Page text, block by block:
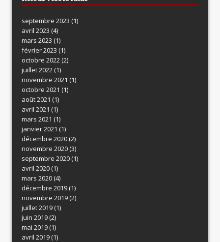
septembre 2023 (1)
avril 2023 (4)
mars 2023 (1)
février 2023 (1)
octobre 2022(2)
juillet 2022(1)
novembre 2021 (1)
octobre 2021 (1)
août 2021 (1)
avril 2021 (1)
mars 2021 (1)
janvier 2021 (1)
décembre 2020(2)
novembre 2020(3)
septembre 2020(1)
avril 2020(1)
mars 2020(4)
décembre 2019(1)
novembre 2019(2)
juillet 2019(1)
juin 2019(2)
mai 2019(1)
avril 2019(1)